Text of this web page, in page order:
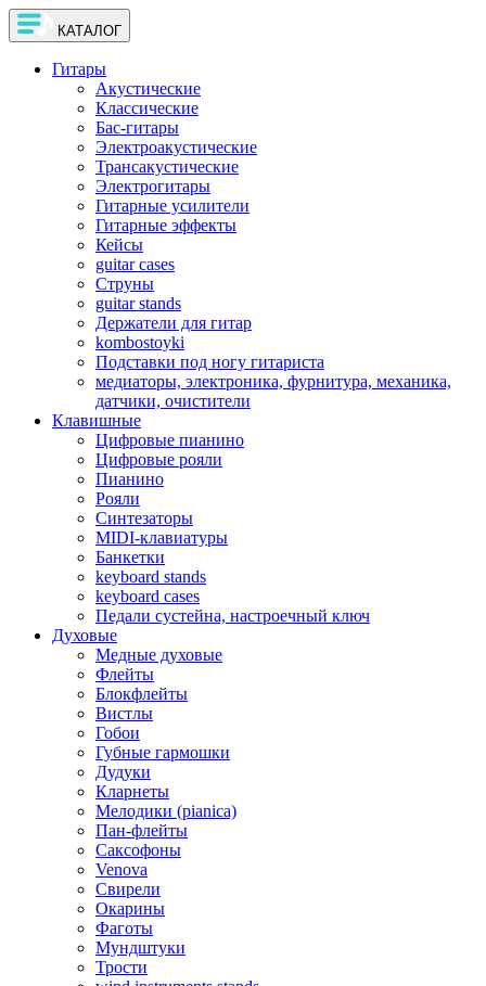
КАТАЛОГ
Гитары
Акустические
Классические
Бас-гитары
Электроакустические
Трансакустические
Электрогитары
Гитарные усилители
Гитарные эффекты
Кейсы
guitar cases
Струны
guitar stands
Держатели для гитар
kombostoyki
Подставки под ногу гитариста
медиаторы, электроника, фурнитура, механика,
датчики, очистители
Клавишные
Цифровые пианино
Цифровые рояли
Пианино
Рояли
Синтезаторы
MIDI-клавиатуры
Банкетки
keyboard stands
keyboard cases
Педали сустейна, настроечный ключ
Духовые
Медные духовые
Флейты
Блокфлейты
Вистлы
Гобои
Губные гармошки
Дудуки
Кларнеты
Мелодики (pianica)
Пан-флейты
Саксофоны
Venova
Свирели
Окарины
Фаготы
Мундштуки
Трости